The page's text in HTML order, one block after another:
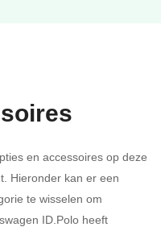
en accessoires op deze
Hieronder kan er een
te wisselen om
ID.Polo heeft